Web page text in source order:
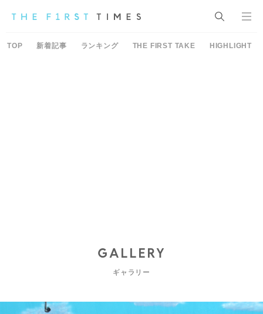
TOP 新着記事 ランキング THE FIRST TAKE HIGHLIGHT
GALLERY
ギャラリー